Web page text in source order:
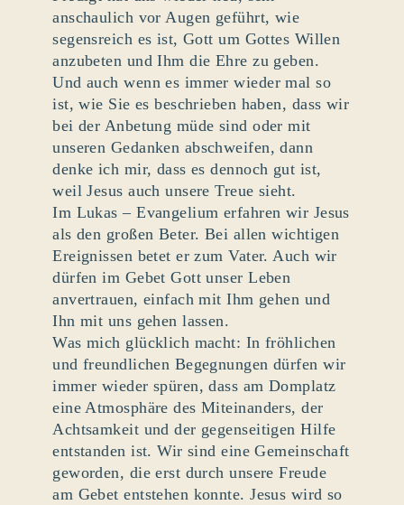
anschaulich vor Augen geführt, wie
segensreich es ist, Gott um Gottes Willen
anzubeten und Ihm die Ehre zu geben.
Und auch wenn es immer wieder mal so
ist, wie Sie es beschrieben haben, dass wir
bei der Anbetung müde sind oder mit
unseren Gedanken abschweifen, dann
denke ich mir, dass es dennoch gut ist,
weil Jesus auch unsere Treue sieht.
Im Lukas – Evangelium erfahren wir Jesus
als den großen Beter. Bei allen wichtigen
Ereignissen betet er zum Vater. Auch wir
dürfen im Gebet Gott unser Leben
anvertrauen, einfach mit Ihm gehen und
Ihn mit uns gehen lassen.
Was mich glücklich macht: In fröhlichen
und freundlichen Begegnungen dürfen wir
immer wieder spüren, dass am Domplatz
eine Atmosphäre des Miteinanders, der
Achtsamkeit und der gegenseitigen Hilfe
entstanden ist. Wir sind eine Gemeinschaft
geworden, die erst durch unsere Freude
am Gebet entstehen konnte. Jesus wird so